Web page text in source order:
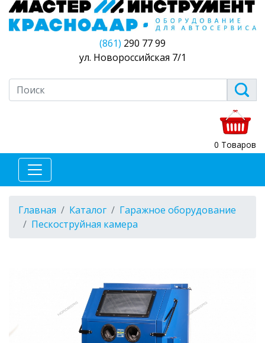
(861) 290 77 99
ул. Новороссийская 7/1
0 Товаров
Главная Каталог
Гаражное оборудование
Пескоструйная камера